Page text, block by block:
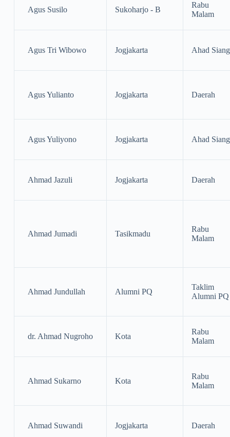
Agus Susilo Sukoharjo - B
Rabu
Malam
Agus Tri Wibowo Jogjakarta Ahad Siang
Agus Yulianto Jogjakarta Daerah
Agus Yuliyono Jogjakarta Ahad Siang
Ahmad Jazuli Jogjakarta Daerah
Ahmad Jumadi Tasikmadu
Rabu
Malam
Ahmad Jundullah Alumni PQ
Taklim
Alumni PQ
dr. Ahmad Nugroho Kota
Rabu
Malam
Ahmad Sukarno Kota
Rabu
Malam
Ahmad Suwandi Jogjakarta Daerah